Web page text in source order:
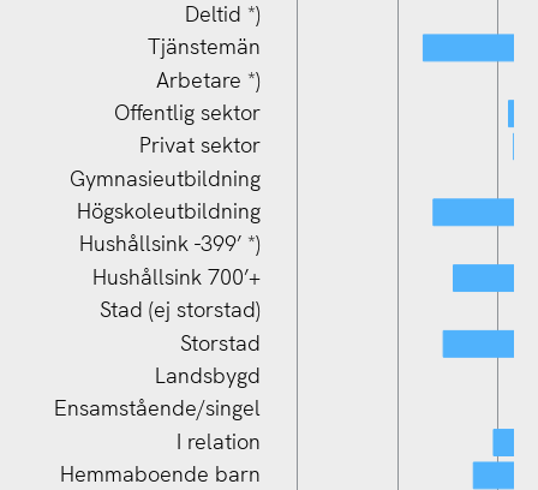
Ensamstående/singel
Hemmaboende barn
I relation
Ensamstående/singel
Landsbygd
Storstad
Stad (ej storstad)
Hushållsink 700’+
Hushållsink -399’ *)
Högskoleutbildning
Gymnasieutbildning
Privat sektor
Offentlig sektor
Arbetare *)
Tjänstemän
Deltid *)